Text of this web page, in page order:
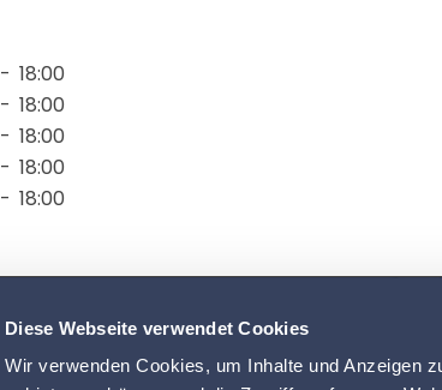
Diese Webseite verwendet Cookies
Wir verwenden Cookies, um Inhalte und Anzeigen
- 18:00
- 18:00
- 18:00
- 18:00
- 18:00